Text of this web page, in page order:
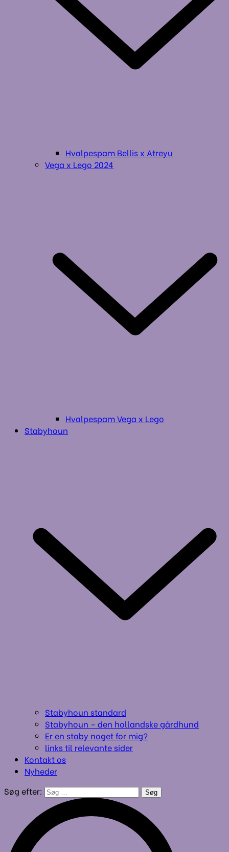
Hvalpespam Bellis x Atreyu
Vega x Lego 2024
Hvalpespam Vega x Lego
Stabyhoun
Stabyhoun standard
Stabyhoun – den hollandske gårdhund
Er en staby noget for mig?
links til relevante sider
Kontakt os
Nyheder
Søg efter: